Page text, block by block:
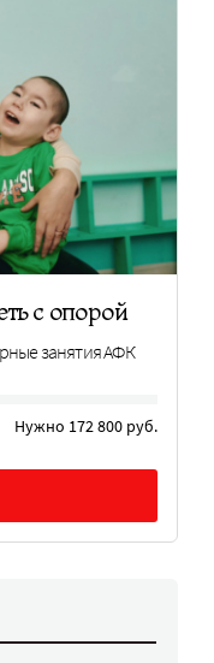
с опорой
занятия АФК
Нужно 172 800 руб.